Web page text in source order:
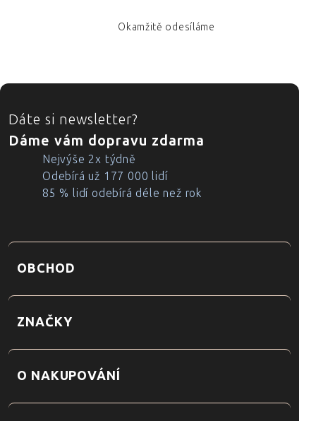
Okamžitě odesíláme
ZÁPATÍ
Dáte si newsletter?
Dáme vám dopravu zdarma
Nejvýše 2x týdně
Odebírá už 177 000 lidí
85 % lidí odebírá déle než rok
OBCHOD
ZNAČKY
O NAKUPOVÁNÍ